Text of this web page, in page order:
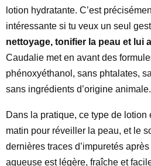
lotion hydratante. C’est
intéressante si tu veux un seul
nettoyage, tonifier la peau et lui
Caudalie met en avant des
phénoxyéthanol, sans phtalates,
sans ingrédients d’origine animale.
Dans la pratique, ce type de
matin pour réveiller la peau, et le
dernières traces d’impuretés
aqueuse est légère, fraîche et